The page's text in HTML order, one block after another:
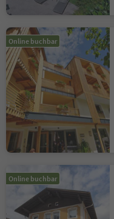
Online buchbar
Online buchbar